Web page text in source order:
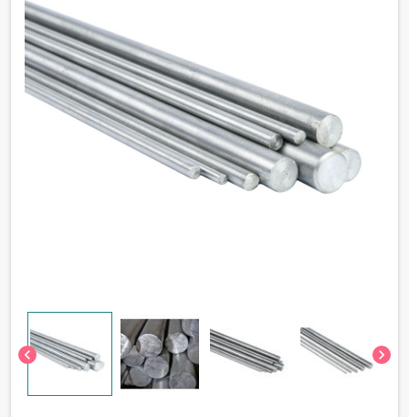
chevron_left chevron_right